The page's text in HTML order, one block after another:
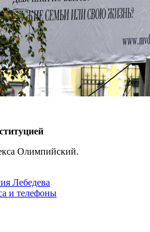
Олимпийский.
Лебедева
и телефоны